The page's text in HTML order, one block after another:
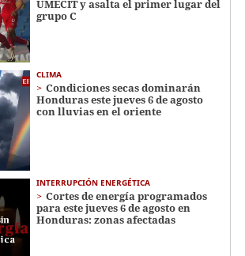
UMECIT y asalta el primer lugar del
grupo C
CLIMA
Condiciones secas dominarán
Honduras este jueves 6 de agosto
con lluvias en el oriente
INTERRUPCIÓN ENERGÉTICA
Cortes de energía programados
para este jueves 6 de agosto en
Honduras: zonas afectadas